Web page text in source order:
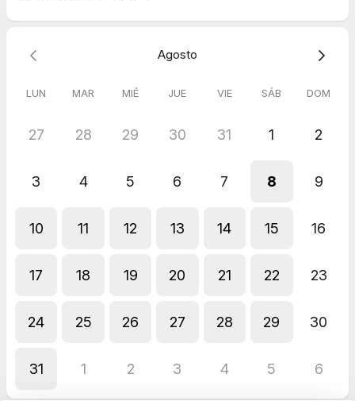
Agosto
LUN MAR MIÉ JUE VIE SÁB DOM
27 28 29 30 31 1 2
3 4 5 6 7 8 9
10 11 12 13 14 15 16
17 18 19 20 21 22 23
24 25 26 27 28 29 30
31 1 2 3 4 5 6